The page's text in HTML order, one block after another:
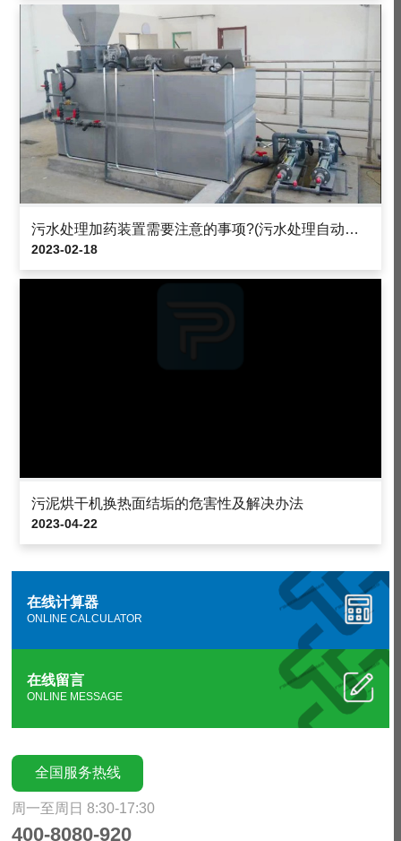
污水处理加药装置需要注意的事项?(污水处理自动加药装置工作步骤)
2023-02-18
污泥烘干机换热面结垢的危害性及解决办法
2023-04-22
在线计算器
ONLINE CALCULATOR
在线留言
ONLINE MESSAGE
全国服务热线
周一至周日 8:30-17:30
400-8080-920